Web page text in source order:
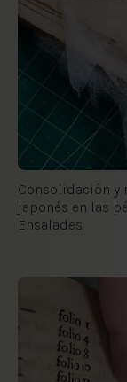
Consolidación y
japonés en las
Ensalades.